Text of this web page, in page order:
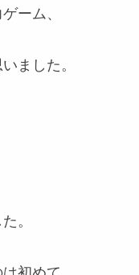
ーム、
ました。
。